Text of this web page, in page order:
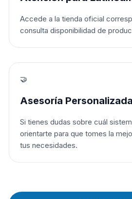
Accede a la tienda oficial
consulta disponibilidad de
🤝
Asesoría Personalizada
Si tienes dudas sobre cuál
orientarte para que tomes la
tus necesidades.